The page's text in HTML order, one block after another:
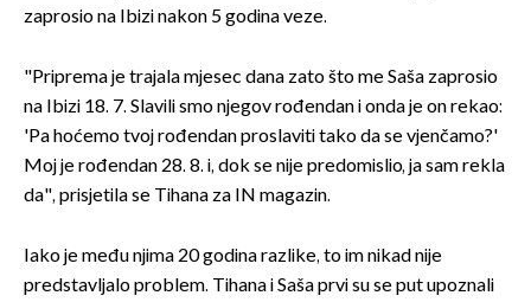
zaprosio na Ibizi nakon 5 godina veze.
"Priprema je trajala mjesec dana zato što me Saša zaprosio
na Ibizi 18. 7. Slavili smo njegov rođendan i onda je on rekao:
'Pa hoćemo tvoj rođendan proslaviti tako da se vjenčamo?'
Moj je rođendan 28. 8. i, dok se nije predomislio, ja sam rekla
da", prisjetila se Tihana za IN magazin.
Iako je među njima 20 godina razlike, to im nikad nije
predstavljalo problem. Tihana i Saša prvi su se put upoznali